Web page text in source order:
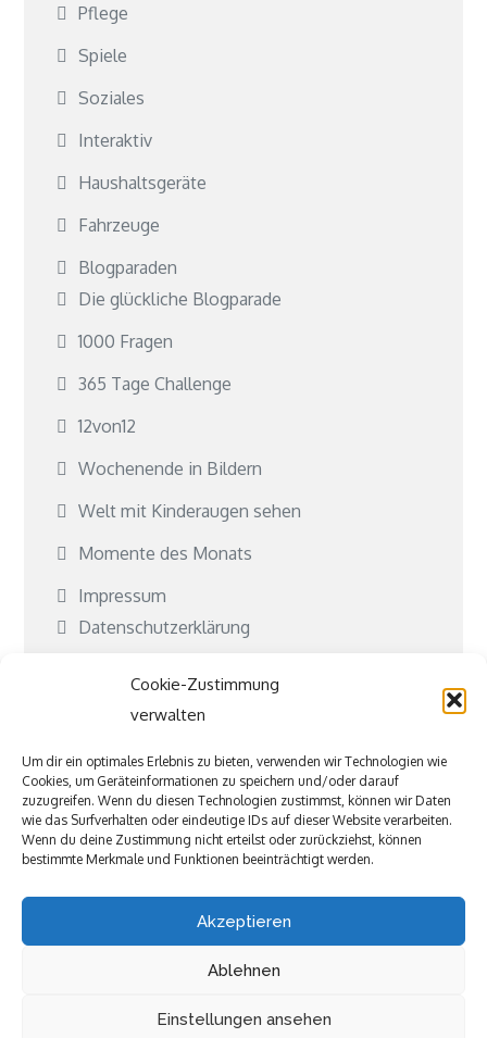
Cookie-Zustimmung
verwalten
Um dir ein optimales Erlebnis zu bieten, verwenden wir Technologien wie
Cookies, um Geräteinformationen zu speichern und/oder darauf
zuzugreifen. Wenn du diesen Technologien zustimmst, können wir Daten
wie das Surfverhalten oder eindeutige IDs auf dieser Website verarbeiten.
Wenn du deine Zustimmung nicht erteilst oder zurückziehst, können
bestimmte Merkmale und Funktionen beeinträchtigt werden.
Akzeptieren
Ablehnen
Einstellungen ansehen
Pflege
Spiele
Soziales
Interaktiv
Haushaltsgeräte
Fahrzeuge
Blogparaden
Die glückliche Blogparade
1000 Fragen
365 Tage Challenge
12von12
Wochenende in Bildern
Welt mit Kinderaugen sehen
Momente des Monats
Impressum
Datenschutzerklärung
Kontakt
Kooperationen
Was ist Jubeki?
Befreundete und tolle Seiten
Copyright © All rights reserved.Theme Kiddie Care